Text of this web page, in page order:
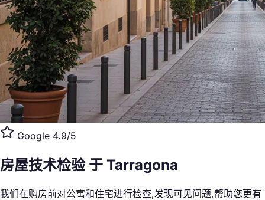
Google 4.9/5
房屋技术检验 于 Tarragona
我们在购房前对公寓和住宅进行检查,发现可见问题,帮助您更有